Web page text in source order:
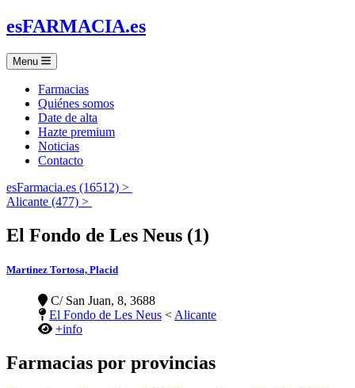
esFARMACIA.es
Menu
Farmacias
Quiénes somos
Date de alta
Hazte premium
Noticias
Contacto
esFarmacia.es (16512) >
Alicante (477) >
El Fondo de Les Neus (1)
Martinez Tortosa, Placid
C/ San Juan, 8, 3688
El Fondo de Les Neus < Alicante
+info
Farmacias por provincias